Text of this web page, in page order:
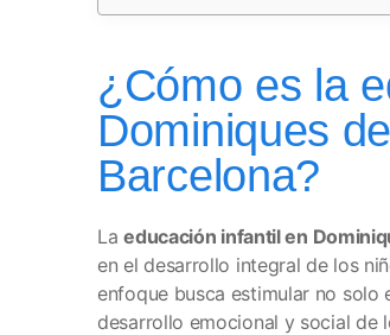
¿Cómo es la
Dominiques
Barcelona?
Laeducación infantil en
en el desarrollo integral de los
enfoque busca estimular no solo
desarrollo emocional y social de